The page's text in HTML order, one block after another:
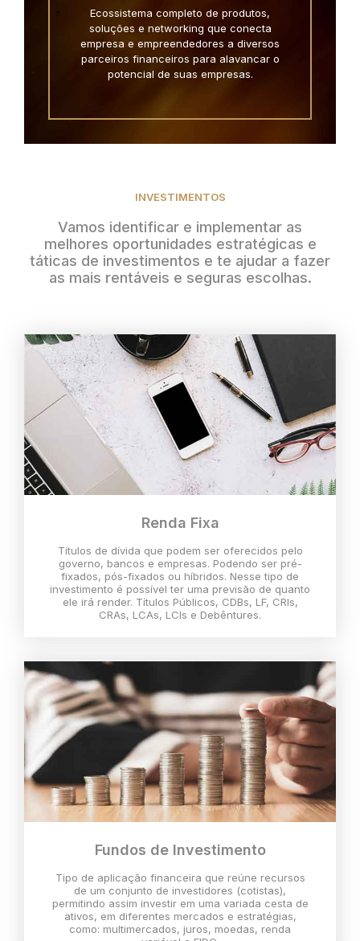
Ecossistema completo de produtos,
soluções e networking que conecta
empresa e empreendedores a diversos
parceiros financeiros para alavancar o
potencial de suas empresas.
INVESTIMENTOS
Vamos identificar e implementar as
melhores oportunidades estratégicas e
táticas de investimentos e te ajudar a fazer
as mais rentáveis e seguras escolhas.
Renda Fixa
Títulos de dívida que podem ser oferecidos pelo
governo, bancos e empresas. Podendo ser pré-
fixados, pós-fixados ou híbridos. Nesse tipo de
investimento é possível ter uma previsão de quanto
ele irá render. Títulos Públicos, CDBs, LF, CRIs,
CRAs, LCAs, LCIs e Debêntures.
Fundos de Investimento
Tipo de aplicação financeira que reúne recursos
de um conjunto de investidores (cotistas),
permitindo assim investir em uma variada cesta de
ativos, em diferentes mercados e estratégias,
como: multimercados, juros, moedas, renda